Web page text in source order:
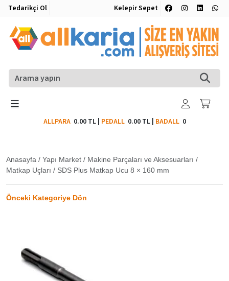
Tedarikçi Ol Kelepir Sepet
ALLPARA 0.00 TL| PEDALL 0.00 TL| BADALL0
Anasayfa / Yapı Market / Makine Parçaları ve Aksesuarları /
Matkap Uçları / SDS Plus Matkap Ucu 8 × 160 mm
Önceki Kategoriye Dön